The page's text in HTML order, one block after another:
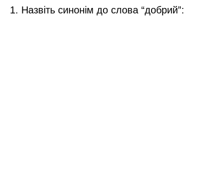
1. Назвіть синонім до слова “добрий”: